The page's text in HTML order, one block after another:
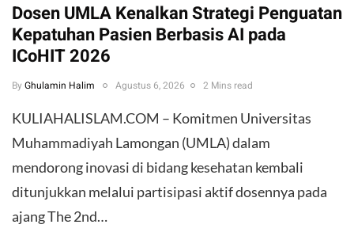
Dosen UMLA Kenalkan Strategi Penguatan
Kepatuhan Pasien Berbasis AI pada
ICoHIT 2026
By Ghulamin Halim Agustus 6, 2026 2 Mins read
KULIAHALISLAM.COM – Komitmen Universitas
Muhammadiyah Lamongan (UMLA) dalam
mendorong inovasi di bidang kesehatan kembali
ditunjukkan melalui partisipasi aktif dosennya pada
ajang The 2nd…